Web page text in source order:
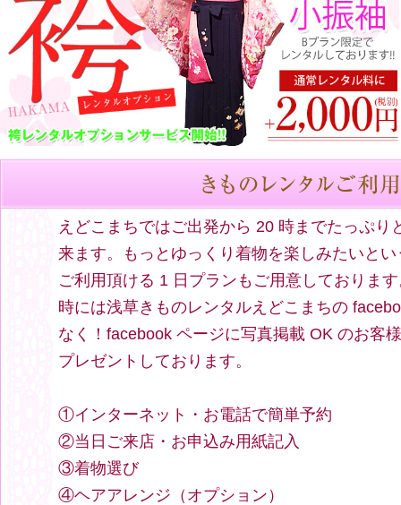
えどこまちではご出発から 20 時までたっぷり
来ます。もっとゆっくり着物を楽しみたいと
ご利用頂ける 1 日プランもご用意しておりま
時には浅草きものレンタルえどこまちの
なく！facebook ページに写真掲載 OK のお客
プレゼントしております。
①インターネット・お電話で簡単予約
②当日ご来店・お申込み用紙記入
③着物選び
④ヘアアレンジ（オプション）